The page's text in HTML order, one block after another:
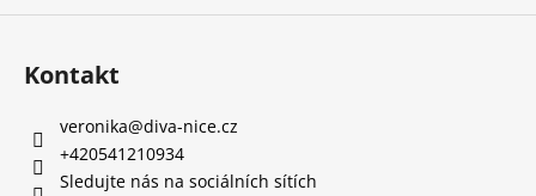
Kontakt
veronika@diva-nice.cz
+420541210934
Sledujte nás na sociálních sítích